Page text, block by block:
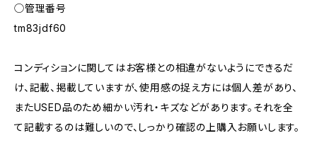
◯管理番号
tm83jdf60
コンディションに関してはお客様との相違がないようにできるだ
け、記載、掲載していますが、使用感の捉え方には個人差があり、
またUSED品のため細かい汚れ・キズなどがあります。それを全
て記載するのは難しいので、しっかり確認の上購入お願いします。